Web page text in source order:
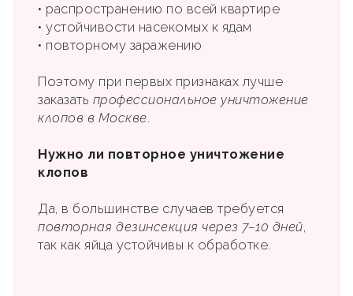
• распространению по всей квартире
• устойчивости насекомых к ядам
• повторному заражению
Поэтому при первых признаках лучше
заказать профессиональное уничтожение
клопов в Москве.
Нужно ли повторное уничтожение
клопов
Да, в большинстве случаев требуется
повторная дезинсекция через 7–10 дней,
так как яйца устойчивы к обработке.